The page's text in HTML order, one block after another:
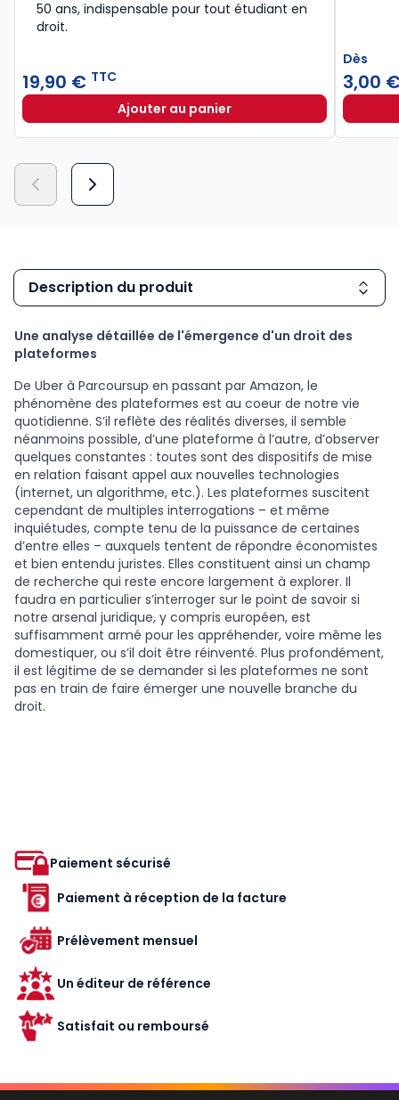
50 ans, indispensable pour tout étudiant en
droit.​
19,90 € TTC
Ajouter au panierLexique des termes juridiques
Dès
3,00
Description du produit
Une analyse détaillée de l'émergence d'un droit des
plateformes
De Uber à Parcoursup en passant par Amazon, le
phénomène des plateformes est au coeur de notre vie
quotidienne. S’il reflète des réalités diverses, il semble
néanmoins possible, d’une plateforme à l’autre, d’observer
quelques constantes : toutes sont des dispositifs de mise
en relation faisant appel aux nouvelles technologies
(internet, un algorithme, etc.). Les plateformes suscitent
cependant de multiples interrogations – et même
inquiétudes, compte tenu de la puissance de certaines
d’entre elles – auxquels tentent de répondre économistes
et bien entendu juristes. Elles constituent ainsi un champ
de recherche qui reste encore largement à explorer. Il
faudra en particulier s’interroger sur le point de savoir si
notre arsenal juridique, y compris européen, est
suffisamment armé pour les appréhender, voire même les
domestiquer, ou s’il doit être réinventé. Plus profondément,
il est légitime de se demander si les plateformes ne sont
pas en train de faire émerger une nouvelle branche du
droit.
Paiement sécurisé
Paiement à réception de la facture
Prélèvement mensuel
Un éditeur de référence
Satisfait ou remboursé